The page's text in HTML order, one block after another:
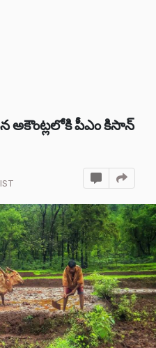
అకౌంట్లలోకి పీఎం కిసాన్